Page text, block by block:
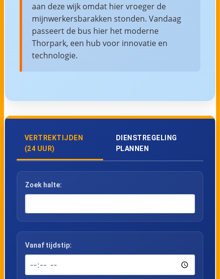
aan deze wijk omdat hier vroeger de
mijnwerkersbarakken stonden. Vandaag
passeert de bus hier het moderne
Thorpark, een hub voor innovatie en
technologie.
VERTREKTIJDEN
(24 UUR)
DIENSTREGELING
PLANNEN
Zoek halte:
Vanaf tijdstip: